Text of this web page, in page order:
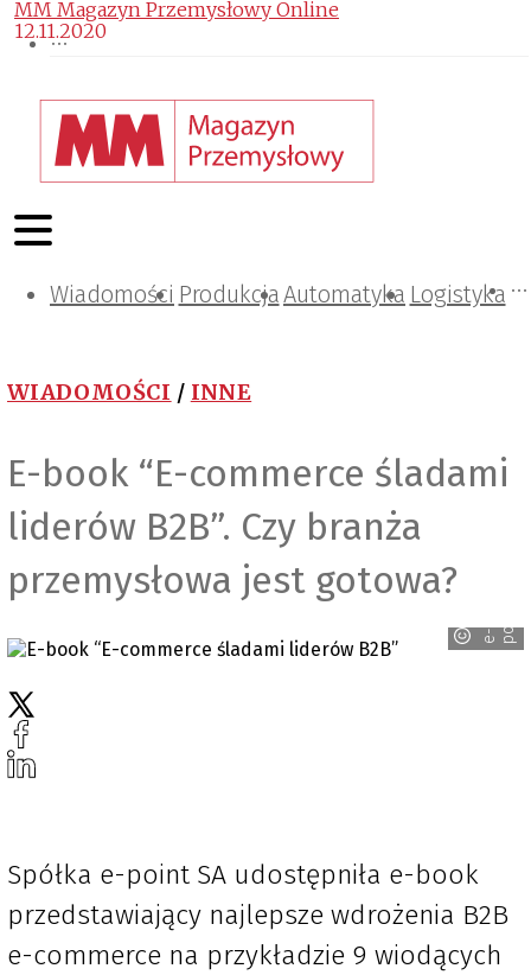
Wiadomości ProdukcjaAutomatyka Logistyka
Projektowanie i konstrukcje
Zarządzanie i IT
Tematy specjalne
WIADOMOŚCI / INNE
E-book “E-commerce śladami
liderów B2B”. Czy branża
przemysłowa jest gotowa?
e
-
p
o
i
n t
MM Magazyn Przemysłowy Online
12.11.2020
Spółka e-point SA udostępniła e-book
przedstawiający najlepsze wdrożenia B2B
e-commerce na przykładzie 9 wiodących